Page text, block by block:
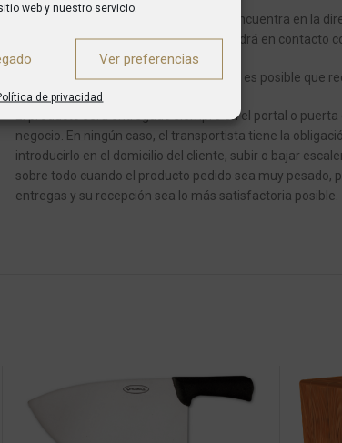
web y nuestro servicio.
Ver preferencias
de privacidad
Si en el momento de la entrega no se encuentra en la
de transportes dejará un aviso y se pondrá en contacto
En caso de pedidos con varios artículos, es posible que
El producto será entregado siempre en el portal o
negocio. En ningún caso, el transportista tiene la
introducirlo en el domicilio del cliente, subir o bajar
sobre todo cuando el producto pedido sea muy pesado,
entregas y su recepción sea lo más satisfactoria posible.